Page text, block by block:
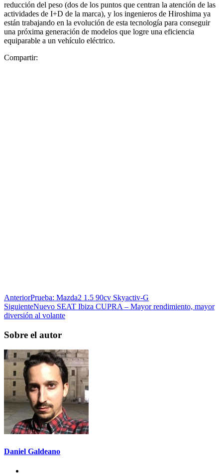
reducción del peso (dos de los puntos que centran la atención de las
actividades de I+D de la marca), y los ingenieros de Hiroshima ya
están trabajando en la evolución de esta tecnología para conseguir
una próxima generación de modelos que logre una eficiencia
equiparable a un vehículo eléctrico.
Compartir:
AnteriorPrueba: Mazda2 1.5 90cv Skyactiv-G
SiguienteNuevo SEAT Ibiza CUPRA – Mayor rendimiento, mayor
diversión al volante
Sobre el autor
Daniel Galdeano